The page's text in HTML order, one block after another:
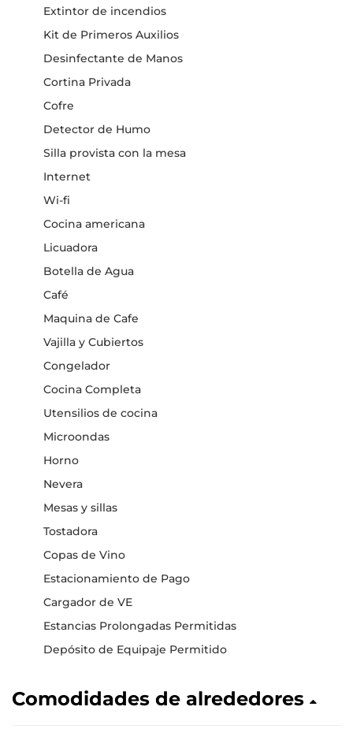
Extintor de incendios
Kit de Primeros Auxilios
Desinfectante de Manos
Cortina Privada
Cofre
Detector de Humo
Silla provista con la mesa
Internet
Wi-fi
Cocina americana
Licuadora
Botella de Agua
Café
Maquina de Cafe
Vajilla y Cubiertos
Congelador
Cocina Completa
Utensilios de cocina
Microondas
Horno
Nevera
Mesas y sillas
Tostadora
Copas de Vino
Estacionamiento de Pago
Cargador de VE
Estancias Prolongadas Permitidas
Depósito de Equipaje Permitido
Comodidades de alrededores